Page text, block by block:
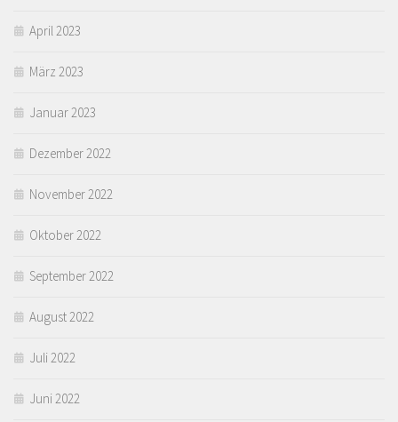
April 2023
März 2023
Januar 2023
Dezember 2022
November 2022
Oktober 2022
September 2022
August 2022
Juli 2022
Juni 2022